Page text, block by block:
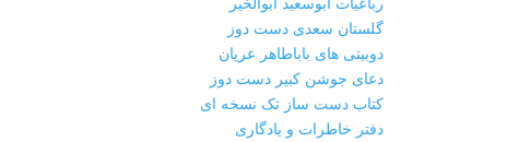
گلستان سعدی دست دوز
دوبیتی های باباطاهر عریان
دعای جوشن کبیر دست دوز
کتاب دست ساز تک نسخه ای
دفتر خاطرات و یادگاری